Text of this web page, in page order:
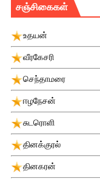
சஞ்சிகைகள்
உதயன்
வீரகேசரி
செந்தாமரை
ஈழநேசன்
சுடரொளி
தினக்குரல்
தினகரன்